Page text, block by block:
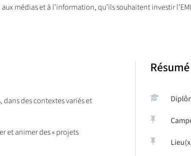
médias et à l’information, qu’ils souhaitent investir
des contextes variés et
et animer des « projets